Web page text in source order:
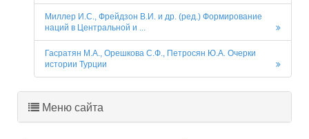
Миллер И.С., Фрейдзон В.И. и др. (ред.) Формирование
наций в Центральной и ...
Гасратян М.А., Орешкова С.Ф., Петросян Ю.А. Очерки
истории Турции
Меню сайта